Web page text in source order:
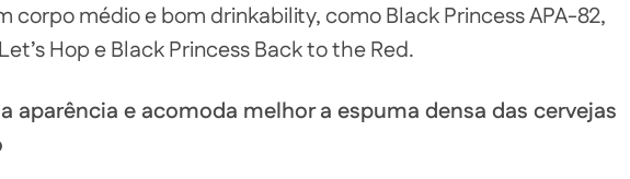
corpo médio e bom drinkability, como Black Princess APA-82,
Hop e Black Princess Back to the Red.
aparência e acomoda melhor a espuma densa das cervejas